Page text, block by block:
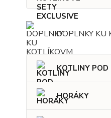
DOPLNKY KU
KOTLINY
HORÁKY